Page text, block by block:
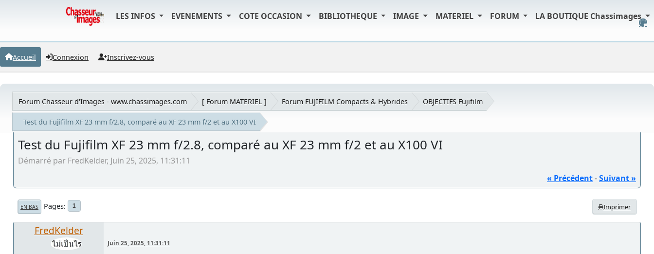
LES INFOS EVENEMENTS COTE OCCASION BIBLIOTHEQUE IMAGE MATERIEL FORUM LA BOUTIQUE Chassimages
Accueil Connexion Inscrivez-vous
Forum Chasseur d'Images - www.chassimages.com [ Forum MATERIEL ] Forum FUJIFILM Compacts & Hybrides OBJECTIFS Fujifilm
Test du Fujifilm XF 23 mm f/2.8, comparé au XF 23 mm f/2 et au X100 VI
Test du Fujifilm XF 23 mm f/2.8, comparé au XF 23 mm f/2 et au X100 VI
Démarré par FredKelder, Juin 25, 2025, 11:31:11
« Précédent-Suivant »
Imprimer
EN BAS Pages 1
FredKelder
Juin 25, 2025, 11:31:11